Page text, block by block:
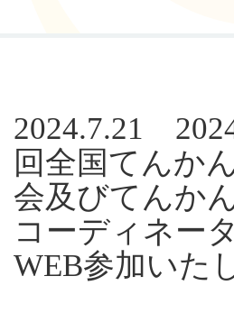
2024.7.21
回全国てんか
会及びてんか
コーディネー
WEB参加いた